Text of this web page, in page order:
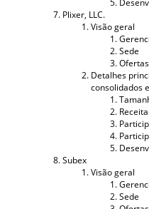
Plixer, LLC.
Visão geral
Sede
Detalhes
consolidados
Subex
Visão geral
Sede